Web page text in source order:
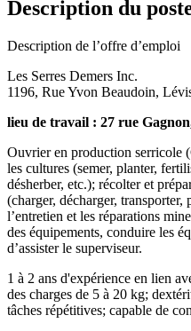
Description du
Description de l’offre d’emploi
Les Serres Demers Inc.
1196, Rue Yvon Beaudoin,
lieu de travail : 27 rue
Ouvrier en production serricole
les cultures (semer, planter,
désherber, etc.); récolter et
(charger, décharger,
l’entretien et les réparations
des équipements, conduire les
d’assister le superviseur.
1 à 2 ans d'expérience en lien
des charges de 5 à 20 kg;
tâches répétitives; capable de